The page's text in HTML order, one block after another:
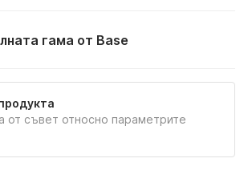
покрития или омаслени подове.
гама от Base
от съвет относно параметрите